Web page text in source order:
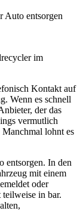
Auto entsorgen
im
Kontakt auf
Wenn es schnell
der das
vermutlich
lohnt es
entsorgen. In den
mit einem
oder
in bar.